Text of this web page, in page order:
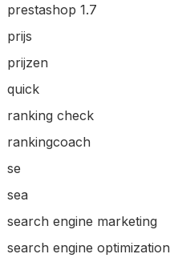
prestashop 1.7
prijs
prijzen
quick
ranking check
rankingcoach
se
sea
search engine marketing
search engine optimization